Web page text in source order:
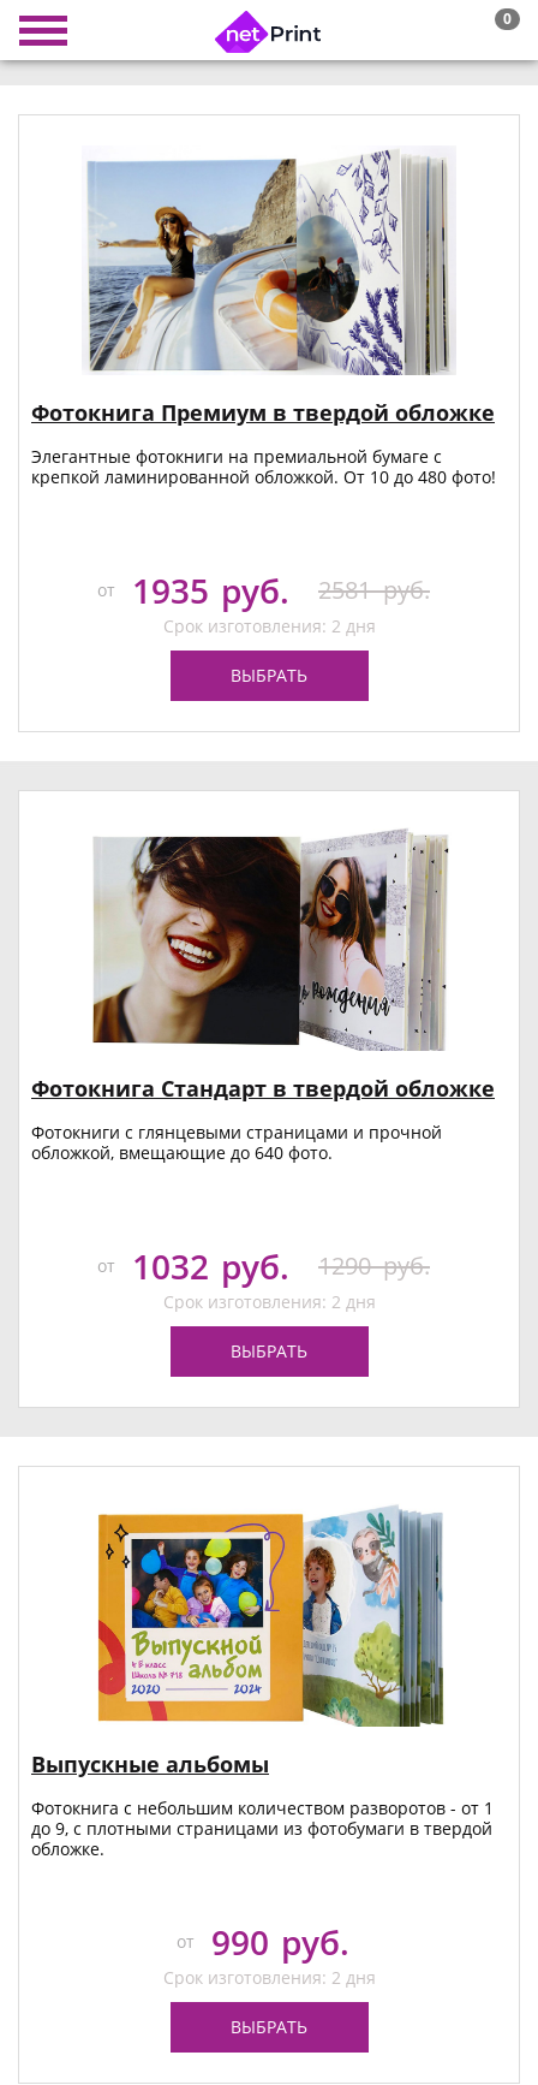
0
Фотокнига Премиум в твердой обложке
Элегантные фотокниги на премиальной бумаге с
крепкой ламинированной обложкой. От 10 до 480 фото!
от 1935 руб. 2581 руб.
Срок изготовления: 2 дня
ВЫБРАТЬ
Фотокнига Стандарт в твердой обложке
Фотокниги с глянцевыми страницами и прочной
обложкой, вмещающие до 640 фото.
от 1032 руб. 1290 руб.
Срок изготовления: 2 дня
ВЫБРАТЬ
Выпускные альбомы
Фотокнига с небольшим количеством разворотов - от 1
до 9, с плотными страницами из фотобумаги в твердой
обложке.
от 990 руб.
Срок изготовления: 2 дня
ВЫБРАТЬ